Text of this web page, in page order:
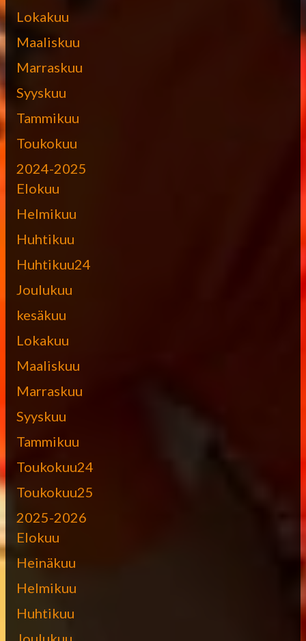
Lokakuu
Maaliskuu
Marraskuu
Syyskuu
Tammikuu
Toukokuu
2024-2025
Elokuu
Helmikuu
Huhtikuu
Huhtikuu24
Joulukuu
kesäkuu
Lokakuu
Maaliskuu
Marraskuu
Syyskuu
Tammikuu
Toukokuu24
Toukokuu25
2025-2026
Elokuu
Heinäkuu
Helmikuu
Huhtikuu